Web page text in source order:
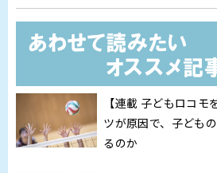
【連載 子どもロコ
ツが原因で、子ども
るのか